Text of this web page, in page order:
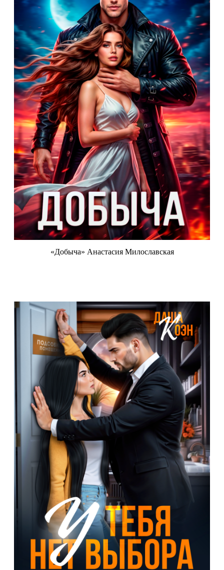
«Добыча» Анастасия Милославская